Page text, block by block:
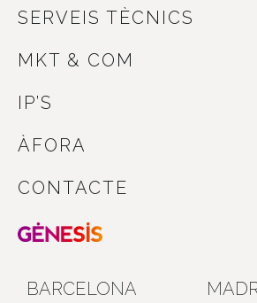
SERVEIS TÈCNICS
MKT & COM
IP’S
ÀFORA
CONTACTE
BARCELONA